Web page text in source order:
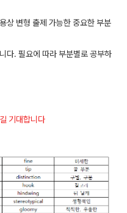
상 변형 출제 가능한 중요한 부분
다. 필요에 따라 부분별로 공부하
기대합니다